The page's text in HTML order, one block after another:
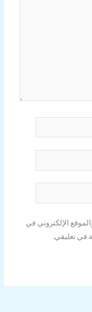
الإلكتروني في
في تعليقي.